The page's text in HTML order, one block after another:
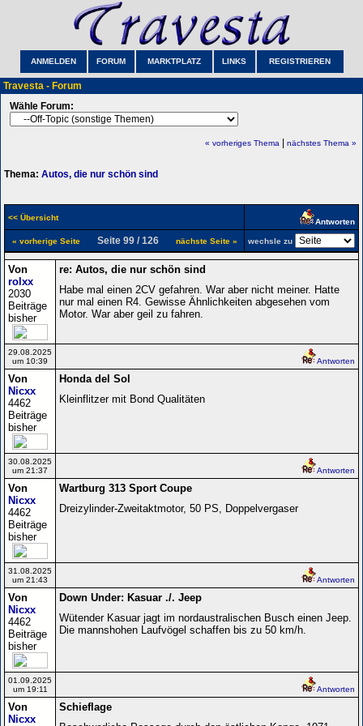
ANMELDEN FORUM MARKTPLATZ LINKS REGISTRIEREN
Travesta - Forum
Wähle Forum:
« vorheriges Thema nächstes Thema »
Thema: Autos, die nur schön sind
<< Übersicht Antworten
« vorherige SeiteSeite 99 / 126 nächste Seite » wechsle zu
Von
rolxx
2030
Beiträge
bisher
re: Autos, die nur schön sind
Habe mal einen 2CV gefahren. War aber nicht meiner. Hatte
nur mal einen R4. Gewisse Ähnlichkeiten abgesehen vom
Motor. War aber geil zu fahren.
29.08.2025
um 10:39
Antworten
Von
Nicxx
4462
Beiträge
bisher
Honda del Sol
Kleinflitzer mit Bond Qualitäten
30.08.2025
um 21:37
Antworten
Von
Nicxx
4462
Beiträge
bisher
Wartburg 313 Sport Coupe
Dreizylinder-Zweitaktmotor, 50 PS, Doppelvergaser
31.08.2025
um 21:43
Antworten
Von
Nicxx
4462
Beiträge
bisher
Down Under: Kasuar ./. Jeep
Wütender Kasuar jagt im nordaustralischen Busch einen Jeep.
Die mannshohen Laufvögel schaffen bis zu 50 km/h.
01.09.2025
um 19:11
Antworten
Von
Nicxx
Schieflage